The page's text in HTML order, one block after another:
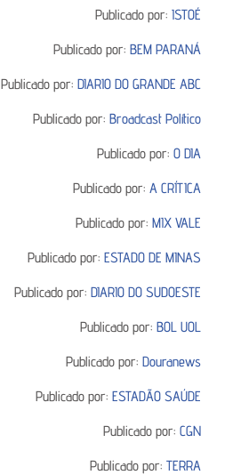
Publicado por:ISTOÉ
Publicado por:BEM PARANÁ
Publicado por:DIARIO DO GRANDE ABC
Publicado por:Broadcast Político
Publicado por:O DIA
Publicado por:A CRÍTICA
Publicado por:MIX VALE
Publicado por:ESTADO DE MINAS
Publicado por:DIARIO DO SUDOESTE
Publicado por:BOL UOL
Publicado por:Douranews
Publicado por:ESTADÃO SAÚDE
Publicado por:CGN
Publicado por:TERRA